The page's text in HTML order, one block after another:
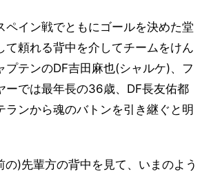
ペイン戦でともにゴールを決めた堂
て頼れる背中を介してチームをけん
プテンのDF吉田麻也(シャルケ)、フ
ーでは最年長の36歳、DF長友佑都
ランから魂のバトンを引き継ぐと明
の)先輩方の背中を見て、いまのよう